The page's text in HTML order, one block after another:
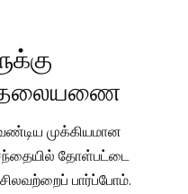
தலையணை
முக்கியமான
தோள்பட்டை
பார்ப்போம்.